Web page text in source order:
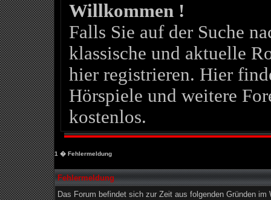
Willkommen !
Falls Sie auf der Suche
klassische und aktuelle
hier registrieren. Hier
Hörspiele und weitere
kostenlos.
1 � Fehlermeldung
Fehlermeldung
Das Forum befindet sich zur Zeit aus folgenden Gründen im